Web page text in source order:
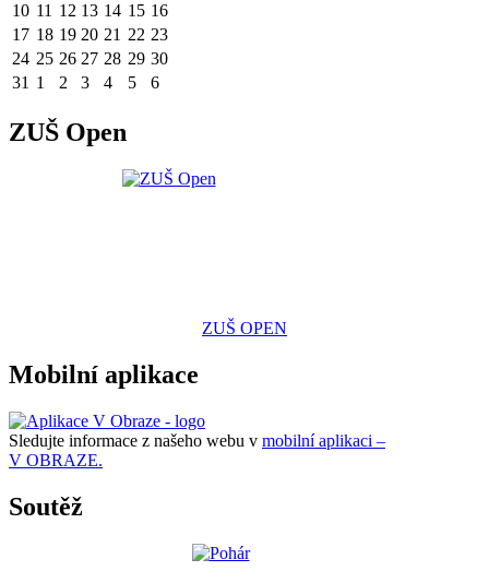
10 11 12 13 14 15 16
17 18 19 20 21 22 23
24 25 26 27 28 29 30
31 1 2 3 4 5 6
ZUŠ Open
ZUŠ OPEN
Mobilní aplikace
Sledujte informace z našeho webu v mobilní aplikaci –
V OBRAZE.
Soutěž